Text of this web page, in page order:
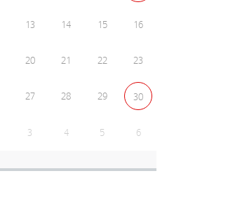
13 14 15 16
20 21 22 23
27 28 29 30
3 4 5 6